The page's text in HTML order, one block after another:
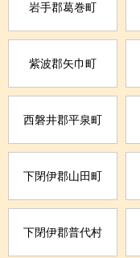
岩手郡葛巻町
紫波郡矢巾町
西磐井郡平泉町
下閉伊郡山田町
下閉伊郡普代村